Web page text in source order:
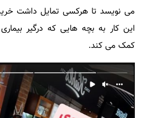
می نویسد تا هرکسی تمایل داشت
این کار به بچه هایی که درگیر
کمک می کند.